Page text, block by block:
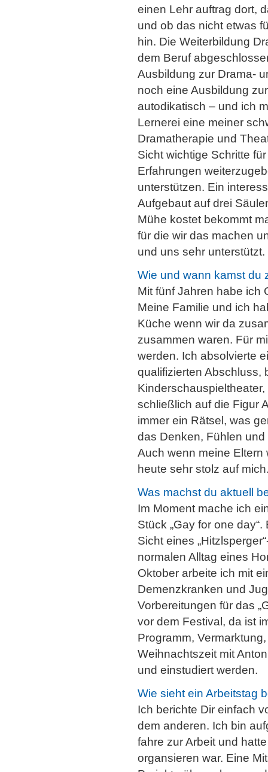
einen Lehr auftrag dort,
und ob das nicht etwas
hin. Die Weiterbildung
dem Beruf
Ausbildung zur Drama-
noch eine Ausbildung
autodikatisch – und ich
Lernerei eine meiner
Dramatherapie und
Sicht wichtige Schritte
Erfahrungen
unterstützen. Ein
Aufgebaut auf drei
Mühe kostet bekommt
für die wir das machen
und uns sehr unterstützt.
Wie und wann kamst du
Mit fünf Jahren habe ich
Meine Familie und ich
Küche wenn wir da
zusammen waren. Für
werden. Ich absolvierte
qualifizierten Abschluss,
schließlich auf die Figur
immer ein Rätsel, was
das Denken, Fühlen
Auch wenn meine Eltern
heute sehr stolz auf
Was machst du aktuell
Im Moment mache ich
Stück „Gay for one
Sicht eines
normalen Alltag eines
Oktober arbeite ich mit
Demenzkranken und
Vorbereitungen für das
vor dem Festival, da ist
Programm,
Weihnachtszeit mit
und einstudiert werden.
Wie sieht ein Arbeitstag
Ich berichte Dir einfach
dem anderen. Ich bin
fahre zur Arbeit und
organsieren war. Eine